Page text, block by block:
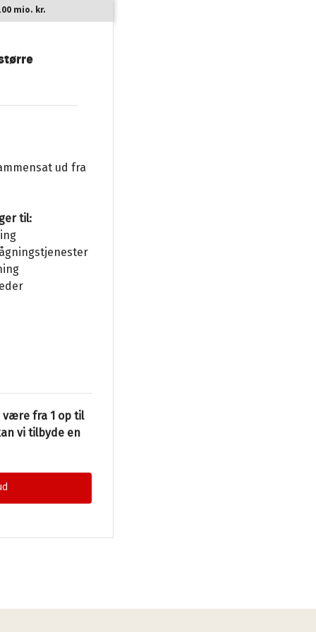
mio. kr.
ud fra
til:
være fra 1 op til
vi tilbyde en